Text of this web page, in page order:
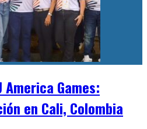
America Games:
en Cali, Colombia